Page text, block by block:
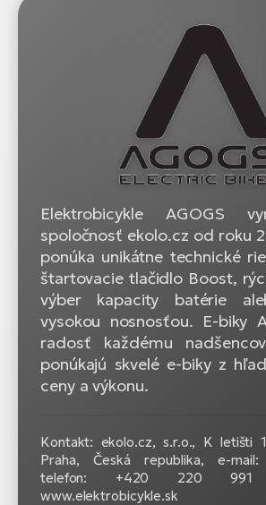
Elektrobicykle AGOGS
spoločnosť ekolo.cz od roku
ponúka unikátne technické
štartovacie tlačidlo Boost,
výber kapacity batérie
vysokou nosnosťou. E-biky
radosť každému
ponúkajú skvelé e-biky z
ceny a výkonu.
Kontakt: ekolo.cz, s.r.o., K letišti
Praha, Česká republika, e-mail:
telefon: +420 220 991
www.elektrobicykle.sk